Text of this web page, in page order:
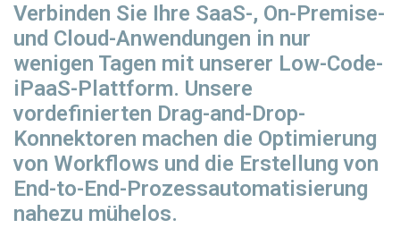
Verbinden Sie Ihre SaaS-, On-Premise-
und Cloud-Anwendungen in nur
wenigen Tagen mit unserer Low-Code-
iPaaS-Plattform. Unsere
vordefinierten Drag-and-Drop-
Konnektoren machen die Optimierung
von Workflows und die Erstellung von
End-to-End-Prozessautomatisierung
nahezu mühelos.